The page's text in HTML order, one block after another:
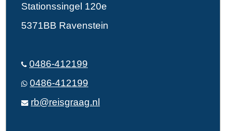
Stationssingel 120e
5371BB Ravenstein
0486-412199
0486-412199
rb@reisgraag.nl